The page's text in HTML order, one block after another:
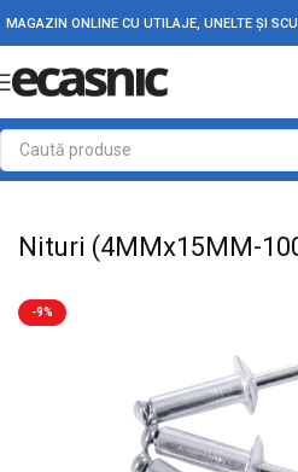
MAGAZIN ONLINE CU UTILAJE, UNELTE ȘI
Prima pagină Scule - Unelte Clesti &
Nituri (4MMx15MM-
-9%